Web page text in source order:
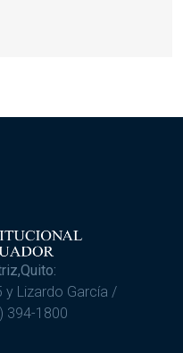
y Lizardo García /
394-1800